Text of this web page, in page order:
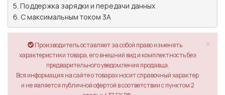
5. Поддержка зарядки и передачи данных
6. С максимальным током 3A
×
Производитель оставляет за собой право изменять
характеристики товара, его внешний вид и комплектность без
предварительного уведомления продавца.
Вся информация на сайте о товарах носит справочный характер
и не является публичной офертой в соответствии с пунктом 2